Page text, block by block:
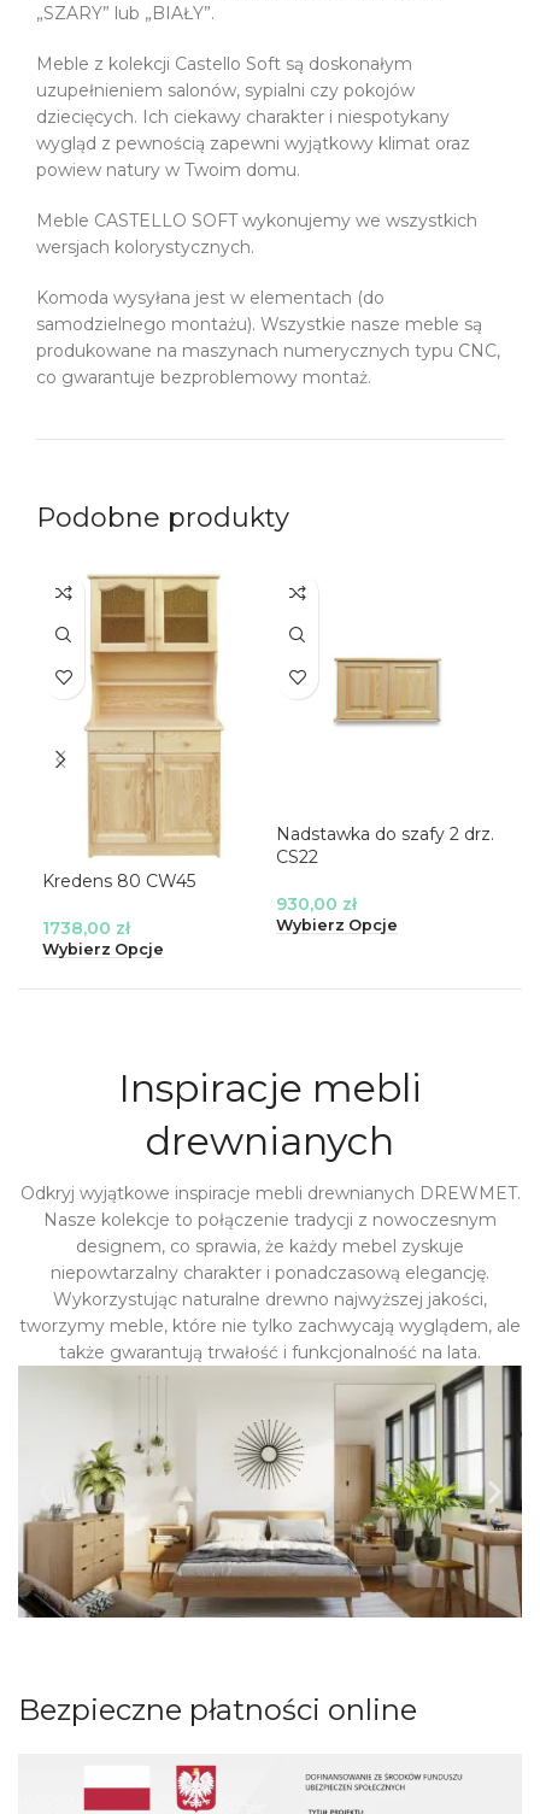
„SZARY” lub „BIAŁY”.
Meble z kolekcji Castello Soft są doskonałym
uzupełnieniem salonów, sypialni czy pokojów
dziecięcych. Ich ciekawy charakter i niespotykany
wygląd z pewnością zapewni wyjątkowy klimat oraz
powiew natury w Twoim domu.
Meble CASTELLO SOFT wykonujemy we wszystkich
wersjach kolorystycznych.
Komoda wysyłana jest w elementach (do
samodzielnego montażu). Wszystkie nasze meble są
produkowane na maszynach numerycznych typu CNC,
co gwarantuje bezproblemowy montaż.
Podobne produkty
Kredens 80 CW45
1738,00 zł
Wybierz Opcje
Nadstawka do szafy 2 drz.
CS22
930,00 zł
Wybierz Opcje
Inspiracje mebli
drewnianych
Odkryj wyjątkowe inspiracje mebli drewnianych DREWMET.
Nasze kolekcje to połączenie tradycji z nowoczesnym
designem, co sprawia, że każdy mebel zyskuje
niepowtarzalny charakter i ponadczasową elegancję.
Wykorzystując naturalne drewno najwyższej jakości,
tworzymy meble, które nie tylko zachwycają wyglądem, ale
także gwarantują trwałość i funkcjonalność na lata.
Bezpieczne płatności online